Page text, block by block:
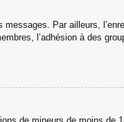
Par ailleurs,
l’adhésion à des